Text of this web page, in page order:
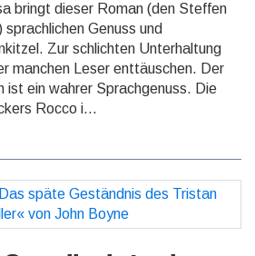
bringt dieser Roman (den Steffen
Genuss und
Zur schlichten Unterhaltung
manchen Leser enttäuschen. Der
ist ein wahrer Sprachgenuss. Die
Rocco i...